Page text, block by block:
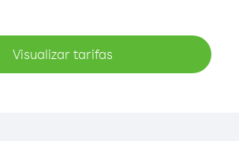
Visualizar tarifas